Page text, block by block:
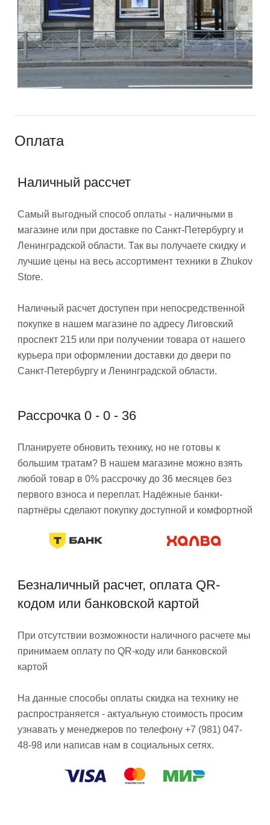
Оплата
Наличный рассчет
Самый выгодный способ оплаты - наличными в
магазине или при доставке по Санкт-Петербургу и
Ленинградской области. Так вы получаете скидку и
лучшие цены на весь ассортимент техники в Zhukov
Store.
Наличный расчет доступен при непосредственной
покупке в нашем магазине по адресу Лиговский
проспект 215 или при получении товара от нашего
курьера при оформлении доставки до двери по
Санкт-Петербургу и Ленинградской области.
Рассрочка 0 - 0 - 36
Планируете обновить технику, но не готовы к
большим тратам? В нашем магазине можно взять
любой товар в 0% рассрочку до 36 месяцев без
первого взноса и переплат. Надёжные банки-
партнёры сделают покупку доступной и комфортной
Безналичный расчет, оплата QR-
кодом или банковской картой
При отсутствии возможности наличного расчете мы
принимаем оплату по QR-коду или банковской
картой
На данные способы оплаты скидка на технику не
распространяется - актуальную стоимость просим
узнавать у менеджеров по телефону +7 (981) 047-
48-98 или написав нам в социальных сетях.